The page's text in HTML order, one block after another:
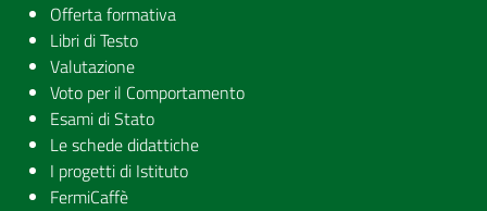
Offerta formativa
Libri di Testo
Valutazione
Voto per il Comportamento
Esami di Stato
Le schede didattiche
I progetti di Istituto
FermiCaffè